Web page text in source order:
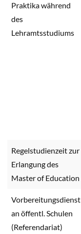
Praktika während
des
Lehramtsstudiums
Regelstudienzeit zur
Erlangung des
Master of Education
Vorbereitungsdienst
an öffentl. Schulen
(Referendariat)